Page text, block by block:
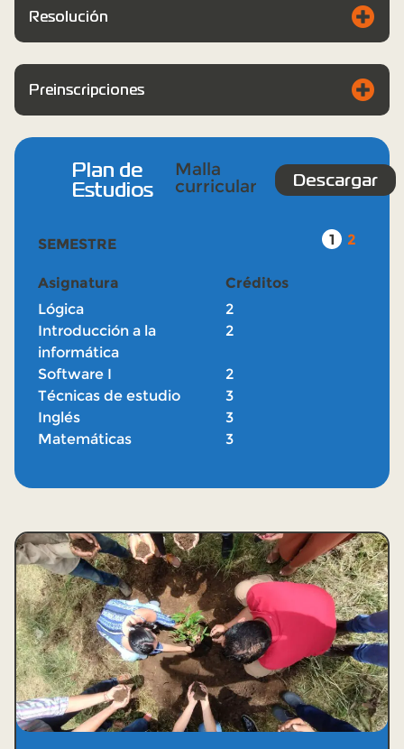
Resolución
Preinscripciones
Plan de
Estudios
Malla
curricular Descargar
SEMESTRE 1 2
Asignatura
Créditos
Lógica
2
Introducción a la
informática
2
Software I
2
Técnicas de estudio
3
Inglés
3
Matemáticas
3